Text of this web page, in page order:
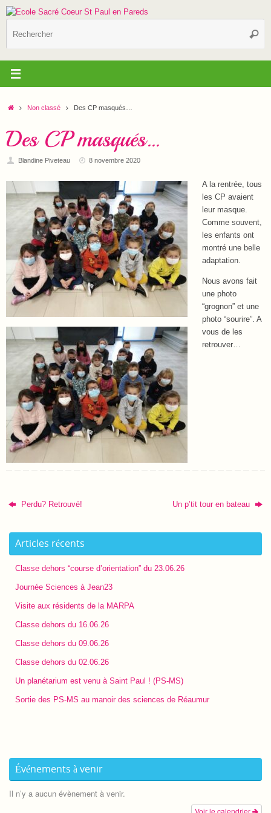
Passer
au
contenu
AccueilNon classé Des CP masqués…
Des CP masqués…
Blandine Piveteau 8 novembre 2020
A la rentrée, tous
les CP avaient
leur masque.
Comme souvent,
les enfants ont
montré une belle
adaptation.
Nous avons fait
une photo
“grognon” et une
photo “sourire”. A
vous de les
retrouver…
Perdu? Retrouvé! Un p’tit tour en bateau
Articles récents
Classe dehors “course d’orientation” du 23.06.26
Journée Sciences à Jean23
Visite aux résidents de la MARPA
Classe dehors du 16.06.26
Classe dehors du 09.06.26
Classe dehors du 02.06.26
Un planétarium est venu à Saint Paul ! (PS-MS)
Sortie des PS-MS au manoir des sciences de Réaumur
Événements à venir
Il n’y a aucun évènement à venir.
Voir le calendrier